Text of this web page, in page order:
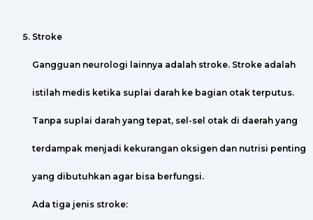
Stroke
Gangguan neurologi lainnya adalah stroke. Stroke adalah
istilah medis ketika suplai darah ke bagian otak terputus.
Tanpa suplai darah yang tepat, sel-sel otak di daerah yang
terdampak menjadi kekurangan oksigen dan nutrisi penting
yang dibutuhkan agar bisa berfungsi.
Ada tiga jenis stroke: